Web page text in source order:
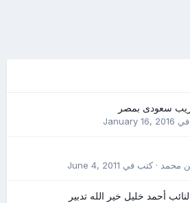
سعودى بمصر
January 16, 2016
محمد· كتب في June 4, 2011
أحمد خليل خير الله تدبير